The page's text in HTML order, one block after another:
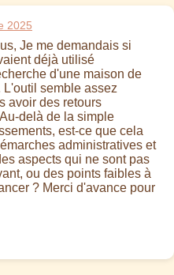
2025
Je me demandais si
déjà utilisé
d'une maison de
L'outil semble assez
avoir des retours
delà de la simple
est-ce que cela
administratives et
aspects qui ne sont pas
ou des points faibles à
? Merci d'avance pour